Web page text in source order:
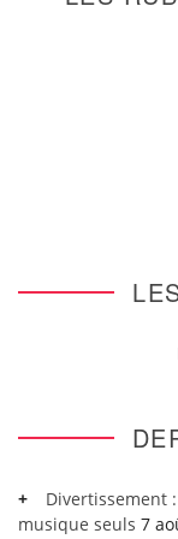
Divertissement
musique seuls 7